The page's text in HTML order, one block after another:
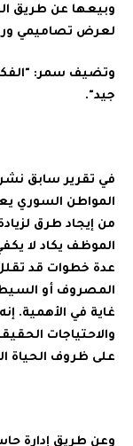
وبيعها عن طريق
لعرض تصاميمي
وتضيف سمر:
جيد".
في تقرير سابق
من إيجاد طرق
الموظف يكاد لا
عدة خطوات قد
المصروف أو
غاية في الأهمية.
والاحتياجات
على ظروف الحياة
وعن طريق إدارة